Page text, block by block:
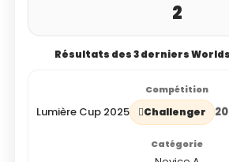
2
Résultats des 3 derniers
Lumière Cup 2025 Challenger